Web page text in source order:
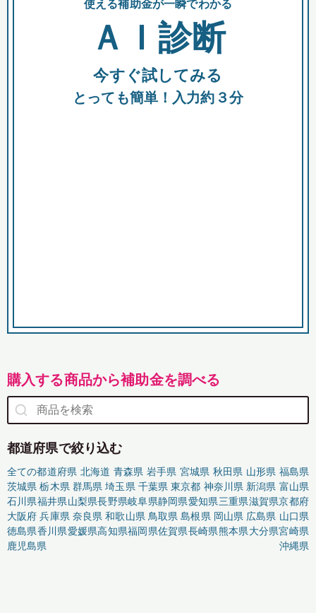
全国の検索結果を含めて表示
助成金 融資 出資
使える補助金が一瞬でわかる
ＡＩ診断
今すぐ試してみる
とっても簡単！入力約３分
購入する商品から補助金を調べる
都道府県で絞り込む
全ての都道府県 北海道 青森県 岩手県 宮城県 秋田県 山形県 福島県
茨城県 栃木県 群馬県 埼玉県 千葉県 東京都 神奈川県 新潟県 富山県
石川県福井県山梨県長野県岐阜県静岡県愛知県三重県滋賀県京都府
大阪府 兵庫県 奈良県 和歌山県 鳥取県 島根県 岡山県 広島県 山口県
徳島県香川県愛媛県高知県福岡県佐賀県長崎県熊本県大分県宮崎県
鹿児島県
沖縄県